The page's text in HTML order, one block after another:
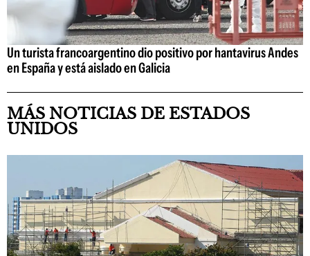
Un turista francoargentino dio positivo por hantavirus Andes
en España y está aislado en Galicia
MÁS NOTICIAS DE ESTADOS
UNIDOS